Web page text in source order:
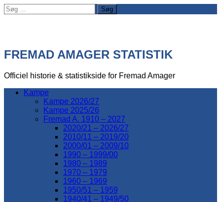
Søg
efter:
FREMAD AMAGER STATISTIK
Officiel historie & statistikside for Fremad Amager
Kampe
Kampe 2026/27
Kampe 2025/26
Fremad A. 1910 – 2027
2020/21 – 2026/27
2010/11 – 2019/20
2000/01 – 2009/10
1990 – 1999/00
1980 – 1989
1970 – 1979
1960 – 1969
1950/51 – 1959
1940/41 – 1949/50